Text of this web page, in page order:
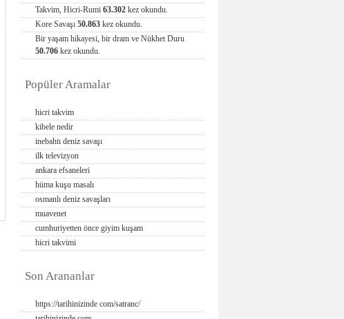
Takvim, Hicri-Rumi 63.302 kez okundu.
Kore Savaşı 50.863 kez okundu.
Bir yaşam hikayesi, bir dram ve Nükhet Duru
50.706 kez okundu.
Popüler Aramalar
hicri takvim
kibele nedir
inebahtı deniz savaşı
ilk televizyon
ankara efsaneleri
hüma kuşu masalı
osmanlı deniz savaşları
muavenet
cumhuriyetten önce giyim kuşam
hicri takvimi
Son Arananlar
https://tarihinizinde com/satranc/